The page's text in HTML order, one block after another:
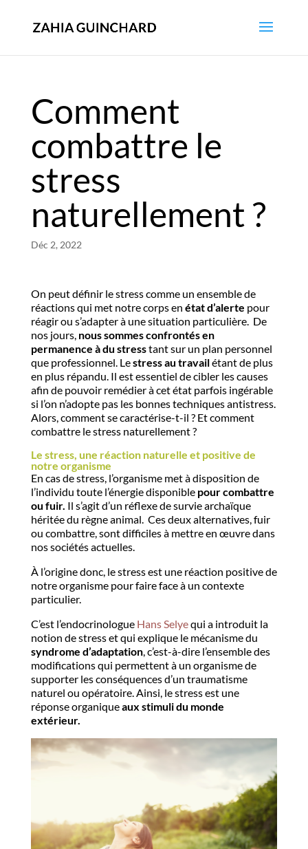
Comment
combattre le
stress
naturellement ?
Déc 2, 2022
On peut définir le stress comme un ensemble de
réactions qui met notre corps en état d’alerte pour
réagir ou s’adapter à une situation particulière. De
nos jours, nous sommes confrontés en
permanence à du stresstant sur un plan personnel
que professionnel. Lestress au travailétant de plus
en plus répandu. Il est essentiel de cibler les causes
afin de pouvoir remédier à cet état parfois ingérable
si l’on n’adopte pas les bonnes techniques antistress.
Alors, comment se caractérise-t-il ? Et comment
combattre le stress naturellement ?
Le stress, une réaction naturelle et positive de
notre organisme
En cas de stress, l’organisme met à disposition de
l’individu toute l’énergie disponible pour combattre
ou fuir. Il s’agit d’un réflexe de survie archaïque
héritée du règne animal. Ces deux alternatives, fuir
ou combattre, sont difficiles à mettre en œuvre dans
nos sociétés actuelles.
À l’origine donc, le stress est une réaction positive de
notre organisme pour faire face à un contexte
particulier.
C’est l’endocrinologue Hans Selyequi a introduit la
notion de stress et qui explique le mécanisme du
syndrome d’adaptation, c’est-à-dire l’ensemble des
modifications qui permettent à un organisme de
supporter les conséquences d’un traumatisme
naturel ou opératoire. Ainsi, le stress est une
réponse organiqueaux stimuli du monde
extérieur.